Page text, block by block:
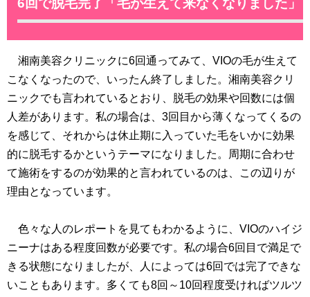
6回で脱毛完了「毛が生えて来なくなりました」
湘南美容クリニックに6回通ってみて、VIOの毛が生えて
こなくなったので、いったん終了しました。湘南美容クリ
ニックでも言われているとおり、脱毛の効果や回数には個
人差があります。私の場合は、3回目から薄くなってくるの
を感じて、それからは休止期に入っていた毛をいかに効果
的に脱毛するかというテーマになりました。周期に合わせ
て施術をするのが効果的と言われているのは、この辺りが
理由となっています。
色々な人のレポートを見てもわかるように、VIOのハイジ
ニーナはある程度回数が必要です。私の場合6回目で満足で
きる状態になりましたが、人によっては6回では完了できな
いこともあります。多くても8回～10回程度受ければツルツ